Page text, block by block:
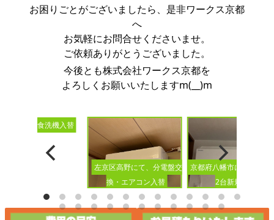
お困りごとがございましたら、是非ワークス京都
へ
お気軽にお問合せくださいませ。
ご依頼ありがとうございました。
今後とも株式会社ワークス京都を
よろしくお願いいたしますm(__)m
左京区高野にて、分電盤交
換・エアコン入替
京都府八幡市にて、エア
2台新規設置
ビルトイン食洗機入替